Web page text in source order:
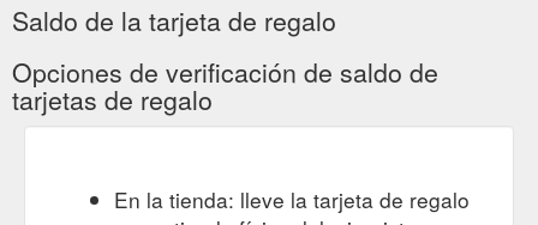
This charming selection of native floral
gift cards typify the rich colour and alluring forms found
amongst the vast array of wildflowers in the Australian ...
https://www.bellart.com.au/greeting-cards/mini-florist-gift-cards
Saldo de la tarjeta de regalo
Opciones de verificación de saldo de
tarjetas de regalo
En la tienda: lleve la tarjeta de regalo